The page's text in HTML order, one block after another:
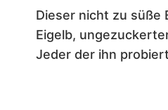
Dieser nicht zu süße
Eigelb,
Jeder der ihn